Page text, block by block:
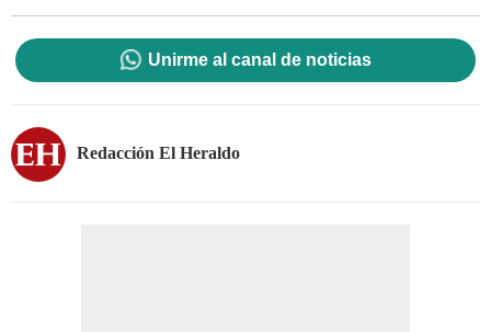
Unirme al canal de noticias
Redacción El Heraldo